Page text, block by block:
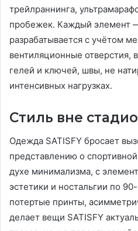
трейлраннинга,
пробежек. Каждый элемент
разрабатывается с учётом
вентиляционные отверстия,
гелей и ключей, швы, не
интенсивных нагрузках.
Стиль вне
Одежда SATISFY бросает
представлению о
духе минимализма, с
эстетики и ностальгии по
потертые принты,
делает вещи SATISFY